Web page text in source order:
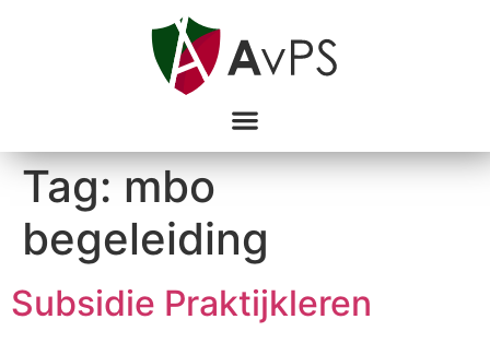
Tag:mbo
begeleiding
Subsidie Praktijkleren